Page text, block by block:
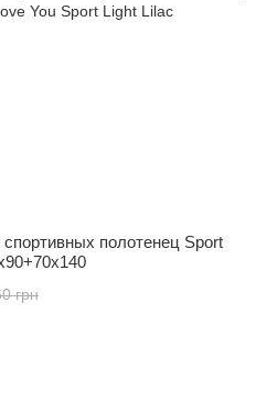
полотенец Sport
грн